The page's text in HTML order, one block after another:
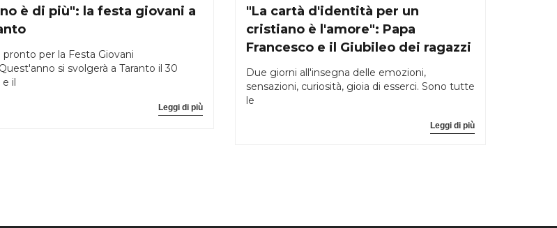
è di più": la festa giovani a
per la Festa Giovani
si svolgerà a Taranto il 30
e il
Leggi di più
"La cartà d'identità per un
cristiano è l'amore": Papa
Francesco e il Giubileo dei ragazzi
Due giorni all'insegna delle emozioni,
sensazioni, curiosità, gioia di esserci. Sono tutte
le
Leggi di più